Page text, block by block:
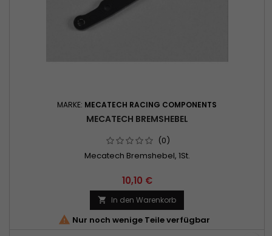
MARKE: MECATECH RACING COMPONENTS
MECATECH BREMSHEBEL
(0)
Mecatech Bremshebel, 1St.
10,10 €
 In den Warenkorb
 Nur noch wenige Teile verfügbar